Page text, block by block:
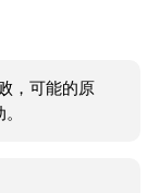
，可能的原